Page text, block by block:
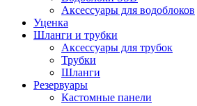
Аксессуары для водоблоков
Уценка
Шланги и трубки
Аксессуары для трубок
Трубки
Шланги
Резервуары
Кастомные панели